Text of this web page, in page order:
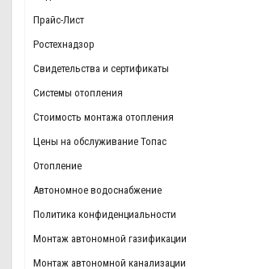
Прайс-Лист
Ростехнадзор
Свидетельства и сертификаты
Системы отопления
Стоимость монтажа отопления
Цены на обслуживание Топас
Отопление
Автономное водоснабжение
Политика конфиденциальности
Монтаж автономной газификации
Монтаж автономной канализации